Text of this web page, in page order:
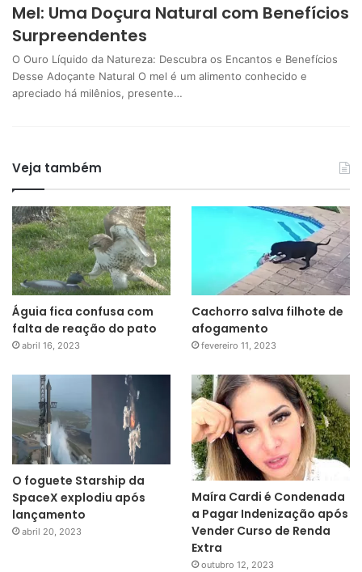
Mel: Uma Doçura Natural com Benefícios
Surpreendentes
O Ouro Líquido da Natureza: Descubra os Encantos e Benefícios
Desse Adoçante Natural O mel é um alimento conhecido e
apreciado há milênios, presente…
Veja também
Águia fica confusa com
falta de reação do pato
abril 16, 2023
Cachorro salva filhote de
afogamento
fevereiro 11, 2023
O foguete Starship da
SpaceX explodiu após
lançamento
abril 20, 2023
Maíra Cardi é Condenada
a Pagar Indenização após
Vender Curso de Renda
Extra
outubro 12, 2023